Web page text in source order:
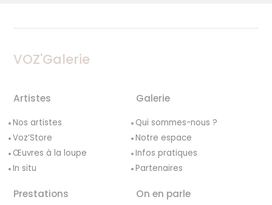
VOZ'Galerie
Artistes
Nos artistes
Voz’Store
Œuvres à la loupe
In situ
Galerie
Qui sommes-nous ?
Notre espace
Infos pratiques
Partenaires
Prestations On en parle